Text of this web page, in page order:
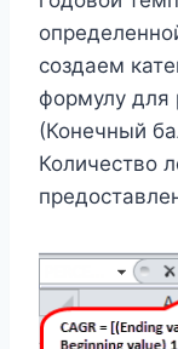
создаем
формулу для
(Конечный
Количество